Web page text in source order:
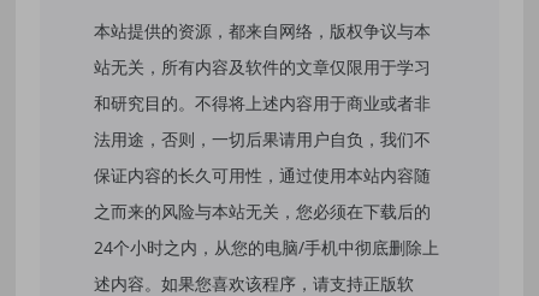
本站提供的资源，都来自网络，版权争议与本
站无关，所有内容及软件的文章仅限用于学习
和研究目的。不得将上述内容用于商业或者非
法用途，否则，一切后果请用户自负，我们不
保证内容的长久可用性，通过使用本站内容随
之而来的风险与本站无关，您必须在下载后的
24个小时之内，从您的电脑/手机中彻底删除上
述内容。如果您喜欢该程序，请支持正版软